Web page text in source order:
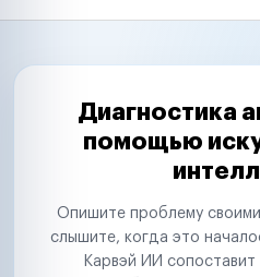
Диагностика
помощью
Опишите проблему
слышите, когда это
Карвэй ИИ